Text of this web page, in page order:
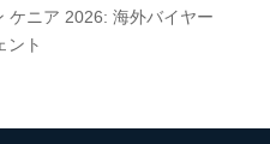
ケニア 2026: 海外バイヤー
ント